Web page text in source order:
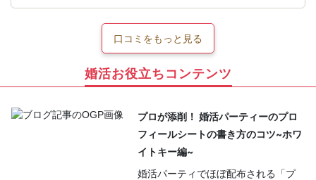
口コミをもっと見る
婚活お役立ちコンテンツ
プロが添削！ 婚活パーティーのプロ
フィールシートの書き方のコツ~ホワ
イトキー編~
婚活パーティでほぼ配布される「プ